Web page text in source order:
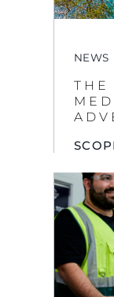
NEWS
THE